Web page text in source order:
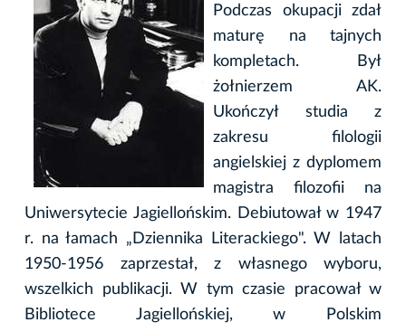
Podczas okupacji zdał
maturę na tajnych
kompletach. Był
żołnierzem AK.
Ukończył studia z
zakresu filologii
angielskiej z dyplomem
magistra filozofii na
Uniwersytecie Jagiellońskim. Debiutował w 1947
r. na łamach „Dziennika Literackiego". W latach
1950-1956 zaprzestał, z własnego wyboru,
wszelkich publikacji. W tym czasie pracował w
Bibliotece Jagiellońskiej, w Polskim